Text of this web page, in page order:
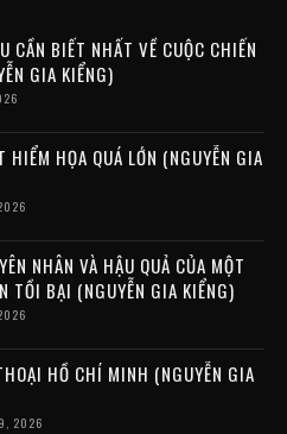
CẦN BIẾT NHẤT VỀ CUỘC CHIẾN
GIA KIỂNG)
HIỂM HỌA QUÁ LỚN (NGUYỄN GIA
NHÂN VÀ HẬU QUẢ CỦA MỘT
TỒI BẠI (NGUYỄN GIA KIỂNG)
HỒ CHÍ MINH (NGUYỄN GIA
2026